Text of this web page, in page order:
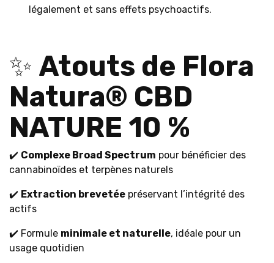
légalement et sans effets psychoactifs.
✨ Atouts de Flora
Natura® CBD
NATURE 10 %
✔️ Complexe Broad Spectrum pour bénéficier des
cannabinoïdes et terpènes naturels
✔️ Extraction brevetée préservant l’intégrité des
actifs
✔️ Formule minimale et naturelle, idéale pour un
usage quotidien